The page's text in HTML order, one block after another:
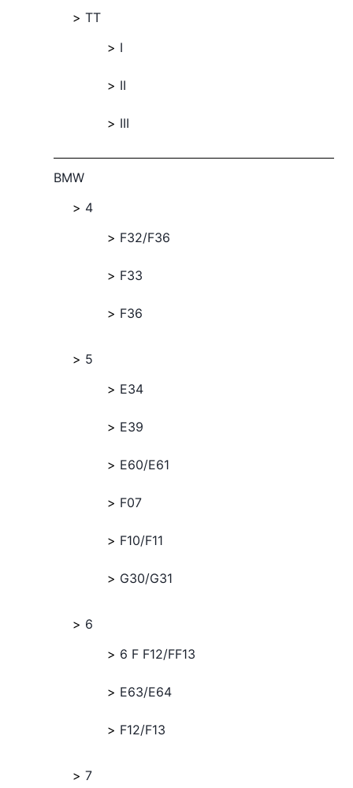
TT
I
II
III
BMW
4
F32/F36
F33
F36
5
E34
E39
E60/E61
F07
F10/F11
G30/G31
6
6 F F12/FF13
E63/E64
F12/F13
7